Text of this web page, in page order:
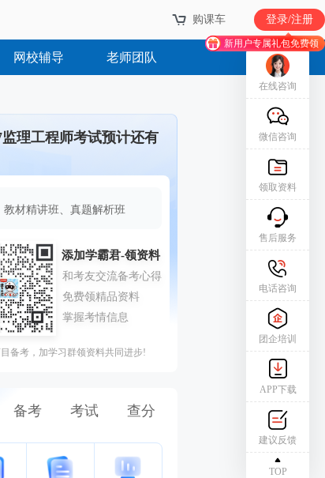
购课车 登录/注册
新用户专属礼包免费领
网校辅导 老师团队
监理工程师考试预计还有
教材精讲班、真题解析班
备考，加学习群领资料共同进步!
备考 考试 查分
在线咨询
微信咨询
领取资料
售后服务
电话咨询
团企培训
APP下载
建议反馈
TOP